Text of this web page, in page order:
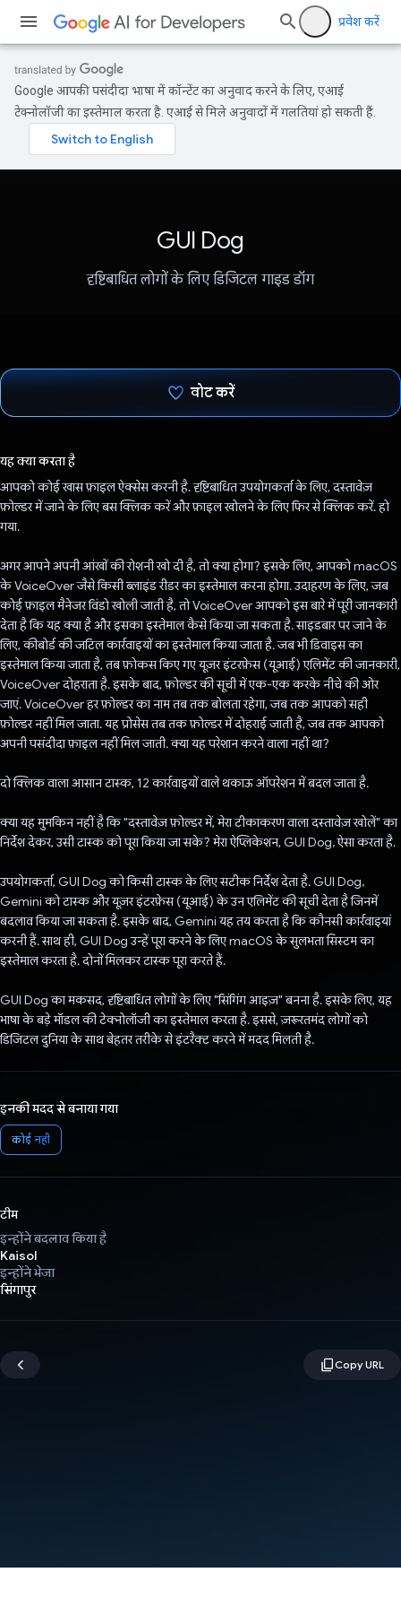
प्रवेश करें
Google आपकी पसंदीदा भाषा में कॉन्टेंट का अनुवाद करने के लिए, एआई
टेक्नोलॉजी का इस्तेमाल करता है. एआई से मिले अनुवादों में गलतियां हो सकती हैं.
GUI Dog
दृष्टिबाधित लोगों के लिए डिजिटल गाइड डॉग
वोट करें
यह क्या करता है
आपको कोई खास फ़ाइल ऐक्सेस करनी है. दृष्टिबाधित उपयोगकर्ता के लिए, दस्तावेज़
फ़ोल्डर में जाने के लिए बस क्लिक करें और फ़ाइल खोलने के लिए फिर से क्लिक करें. हो
गया.
अगर आपने अपनी आंखों की रोशनी खो दी है, तो क्या होगा? इसके लिए, आपको macOS
के VoiceOver जैसे किसी ब्लाइंड रीडर का इस्तेमाल करना होगा. उदाहरण के लिए, जब
कोई फ़ाइल मैनेजर विंडो खोली जाती है, तो VoiceOver आपको इस बारे में पूरी जानकारी
देता है कि यह क्या है और इसका इस्तेमाल कैसे किया जा सकता है. साइडबार पर जाने के
लिए, कीबोर्ड की जटिल कार्रवाइयों का इस्तेमाल किया जाता है. जब भी डिवाइस का
इस्तेमाल किया जाता है, तब फ़ोकस किए गए यूज़र इंटरफ़ेस (यूआई) एलिमेंट की जानकारी,
VoiceOver दोहराता है. इसके बाद, फ़ोल्डर की सूची में एक-एक करके नीचे की ओर
जाएं. VoiceOver हर फ़ोल्डर का नाम तब तक बोलता रहेगा, जब तक आपको सही
फ़ोल्डर नहीं मिल जाता. यह प्रोसेस तब तक फ़ोल्डर में दोहराई जाती है, जब तक आपको
अपनी पसंदीदा फ़ाइल नहीं मिल जाती. क्या यह परेशान करने वाला नहीं था?
दो क्लिक वाला आसान टास्क, 12 कार्रवाइयों वाले थकाऊ ऑपरेशन में बदल जाता है.
क्या यह मुमकिन नहीं है कि "दस्तावेज़ फ़ोल्डर में, मेरा टीकाकरण वाला दस्तावेज़ खोलें" का
निर्देश देकर, उसी टास्क को पूरा किया जा सके? मेरा ऐप्लिकेशन, GUI Dog, ऐसा करता है.
उपयोगकर्ता, GUI Dog को किसी टास्क के लिए सटीक निर्देश देता है. GUI Dog,
Gemini को टास्क और यूज़र इंटरफ़ेस (यूआई) के उन एलिमेंट की सूची देता है जिनमें
बदलाव किया जा सकता है. इसके बाद, Gemini यह तय करता है कि कौनसी कार्रवाइयां
करनी हैं. साथ ही, GUI Dog उन्हें पूरा करने के लिए macOS के सुलभता सिस्टम का
इस्तेमाल करता है. दोनों मिलकर टास्क पूरा करते हैं.
GUI Dog का मकसद, दृष्टिबाधित लोगों के लिए "सिंगिंग आइज़" बनना है. इसके लिए, यह
भाषा के बड़े मॉडल की टेक्नोलॉजी का इस्तेमाल करता है. इससे, ज़रूरतमंद लोगों को
डिजिटल दुनिया के साथ बेहतर तरीके से इंटरैक्ट करने में मदद मिलती है.
इनकी मदद से बनाया गया
कोई नहीं
टीम
इन्होंने बदलाव किया है
Kaisol
इन्होंने भेजा
सिंगापुर